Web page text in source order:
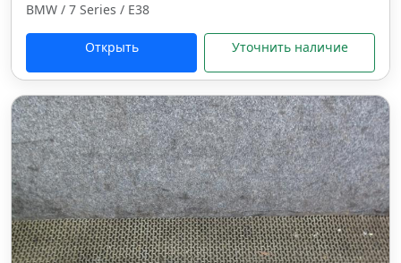
BMW / 7 Series / E38
Открыть Уточнить наличие